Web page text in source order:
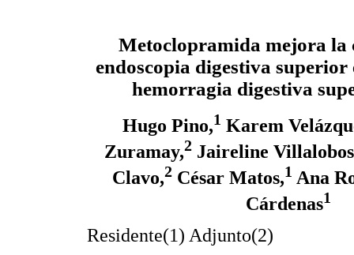
Metoclopramida mejora la
endoscopia digestiva superior
hemorragia digestiva
Hugo Pino,1 Karem
Zuramay,2 Jaireline
Clavo,2César Matos,1 Ana
Cárdenas1
Residente(1) Adjunto(2)